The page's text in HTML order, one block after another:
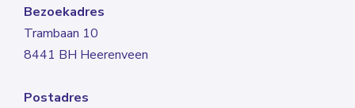
Bezoekadres
Trambaan 10
8441 BH Heerenveen
Postadres